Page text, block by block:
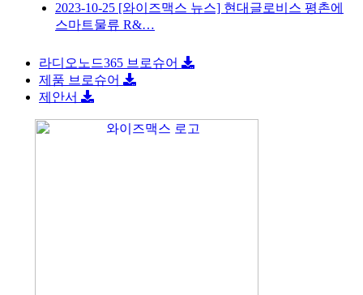
2023-10-25 [와이즈맥스 뉴스] 현대글로비스 평촌에
스마트물류 R&…
라디오노드365 브로슈어
제품 브로슈어
제안서